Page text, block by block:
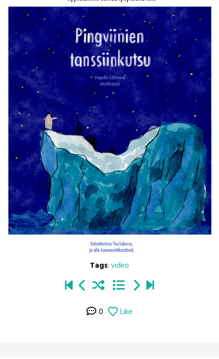
Tags:video
0 Like